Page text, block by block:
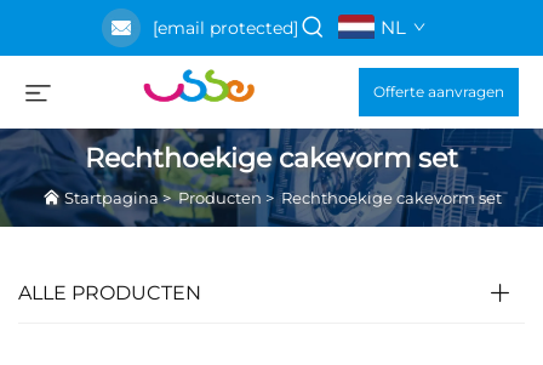
[email protected] NL
Offerte aanvragen
Rechthoekige cakevorm set
Startpagina>Producten >Rechthoekige cakevorm set
ALLE PRODUCTEN